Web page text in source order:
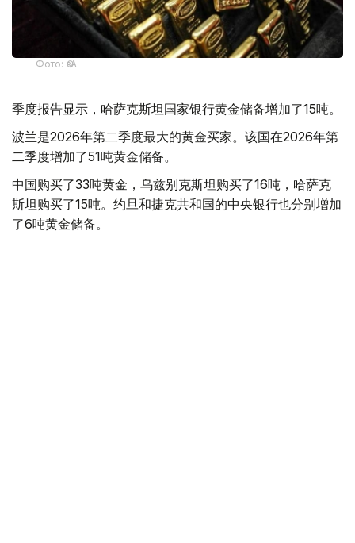
Фото: ӨзА
季度报告显示，哈萨克斯坦国家银行黄金储备增加了15吨。
波兰是2026年第二季度最大的黄金买家。该国在2026年第
二季度增加了51吨黄金储备。
中国购买了33吨黄金，乌兹别克斯坦购买了16吨，哈萨克
斯坦购买了15吨。约旦和捷克共和国的中央银行也分别增加
了6吨黄金储备。